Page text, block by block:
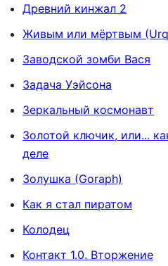
Древний кинжал 2
Живым или мёртвым
Заводской зомби Вася
Задача Уэйсона
Зеркальный космонавт
Золотой ключик, или...
деле
Золушка (Goraph)
Как я стал пиратом
Колодец
Контакт 1.0. Вторжение